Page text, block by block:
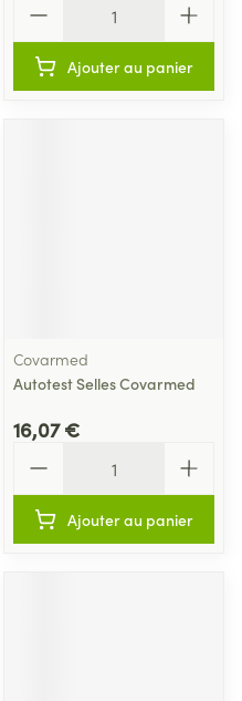
Ajouter au panier
Covarmed
Autotest Selles Covarmed
16,07 €
Ajouter au panier